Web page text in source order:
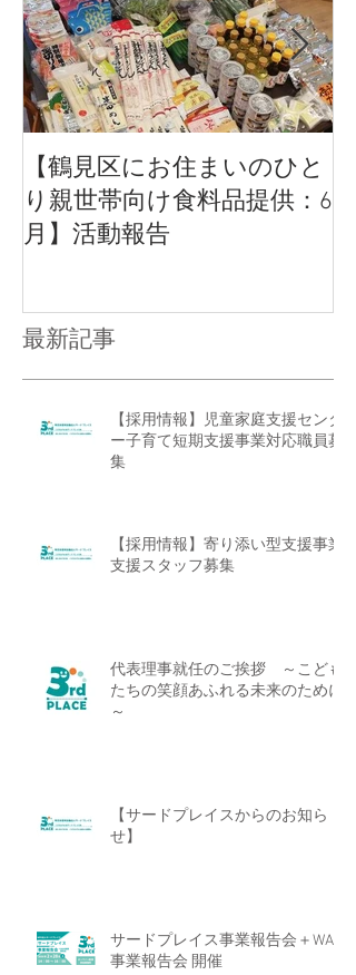
【鶴見区にお住まいのひと
り親世帯向け食料品提供：6
月】活動報告
最新記事
【採用情報】児童家庭支援センタ
ー子育て短期支援事業対応職員募
集
【採用情報】寄り添い型支援事業
支援スタッフ募集
代表理事就任のご挨拶 ～こども
たちの笑顔あふれる未来のために
～
【サードプレイスからのお知ら
せ】
サードプレイス事業報告会＋WAM
事業報告会 開催